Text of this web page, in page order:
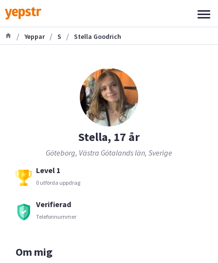
/ Yeppar / S / Stella Goodrich
Stella, 17 år
Göteborg, Västra Götalands län, Sverige
Level 1
0 utförda uppdrag
Verifierad
Telefonnummer
Om mig